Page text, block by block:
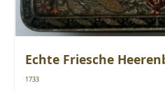
Echte Friesche
1733